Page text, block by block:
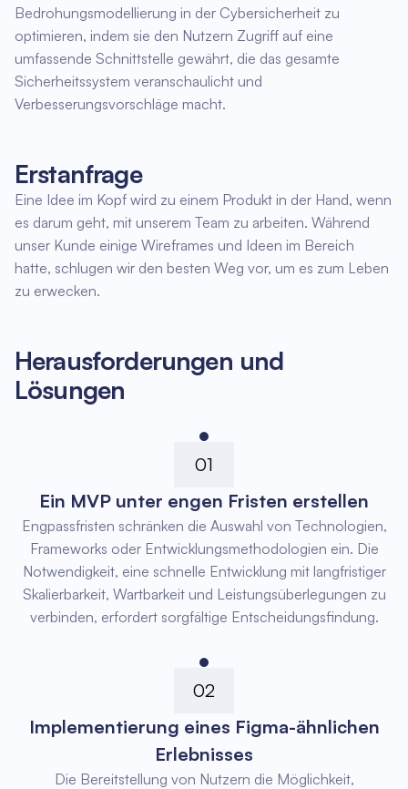
Bedrohungsmodellierung in der Cybersicherheit zu
optimieren, indem sie den Nutzern Zugriff auf eine
umfassende Schnittstelle gewährt, die das gesamte
Sicherheitssystem veranschaulicht und
Verbesserungsvorschläge macht.
Erstanfrage
Eine Idee im Kopf wird zu einem Produkt in der Hand, wenn
es darum geht, mit unserem Team zu arbeiten. Während
unser Kunde einige Wireframes und Ideen im Bereich
hatte, schlugen wir den besten Weg vor, um es zum Leben
zu erwecken.
Herausforderungen und
Lösungen
01
Ein MVP unter engen Fristen erstellen
Engpassfristen schränken die Auswahl von Technologien,
Frameworks oder Entwicklungsmethodologien ein. Die
Notwendigkeit, eine schnelle Entwicklung mit langfristiger
Skalierbarkeit, Wartbarkeit und Leistungsüberlegungen zu
verbinden, erfordert sorgfältige Entscheidungsfindung.
02
Implementierung eines Figma-ähnlichen
Erlebnisses
Die Bereitstellung von Nutzern die Möglichkeit,